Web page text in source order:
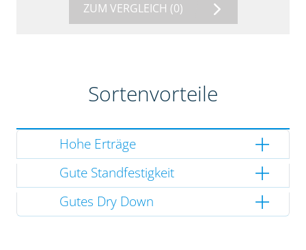
ZUM VERGLEICH (0)
Sortenvorteile
Hohe Erträge
Gute Standfestigkeit
Gutes Dry Down